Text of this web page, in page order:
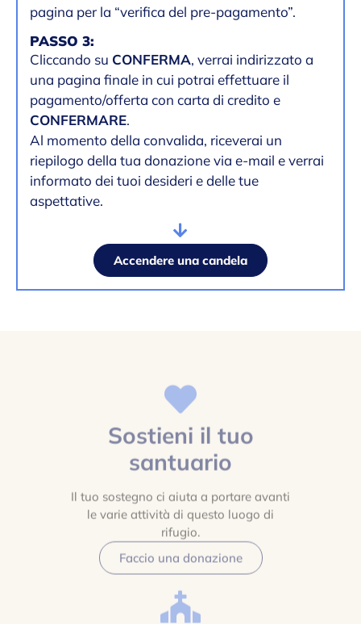
pagina per la “verifica del pre-pagamento”.
PASSO 3:
Cliccando su CONFERMA, verrai indirizzato a
una pagina finale in cui potrai effettuare il
pagamento/offerta con carta di credito e
CONFERMARE.
Al momento della convalida, riceverai un
riepilogo della tua donazione via e-mail e verrai
informato dei tuoi desideri e delle tue
aspettative.
Accendere una candela
Sostieni il tuo
santuario
Il tuo sostegno ci aiuta a portare avanti
le varie attività di questo luogo di
rifugio.
Faccio una donazione